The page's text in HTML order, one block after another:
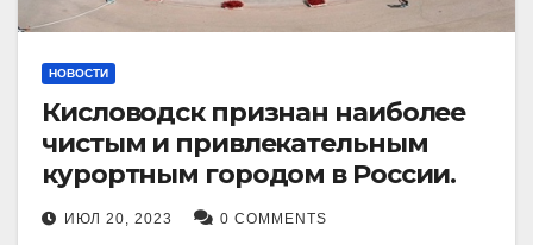
НОВОСТИ
Кисловодск признан наиболее
чистым и привлекательным
курортным городом в России.
ИЮЛ 20, 2023 0 COMMENTS